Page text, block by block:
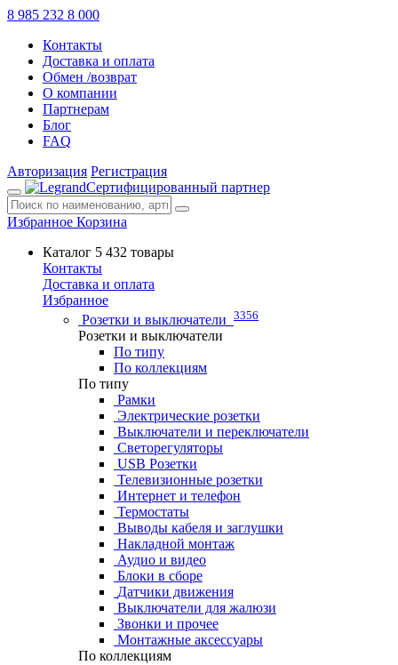
8 985 232 8 000
Контакты
Доставка и оплата
Обмен /возврат
О компании
Партнерам
Блог
FAQ
Авторизация Регистрация
Сертифицированный партнер
Избранное Корзина
Каталог 5 432 товары
Контакты
Доставка и оплата
Избранное
Розетки и выключатели 3356
Розетки и выключатели
По типу
По коллекциям
По типу
Рамки
Электрические розетки
Выключатели и переключатели
Светорегуляторы
USB Розетки
Телевизионные розетки
Интернет и телефон
Термостаты
Выводы кабеля и заглушки
Накладной монтаж
Аудио и видео
Блоки в сборе
Датчики движения
Выключатели для жалюзи
Звонки и прочее
Монтажные аксессуары
По коллекциям